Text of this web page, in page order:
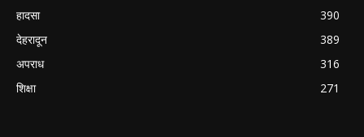
हादसा
390
देहरादून
389
अपराध
316
शिक्षा
271